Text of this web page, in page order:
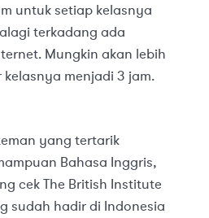
untuk setiap kelasnya
terkadang ada
Mungkin akan lebih
menjadi 3 jam.
yang tertarik
Bahasa Inggris,
cek The British Institute
sudah hadir di Indonesia